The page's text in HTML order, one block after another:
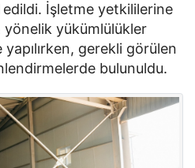
İşletme yetkililerine
yönelik yükümlülükler
gerekli görülen
bulunuldu.